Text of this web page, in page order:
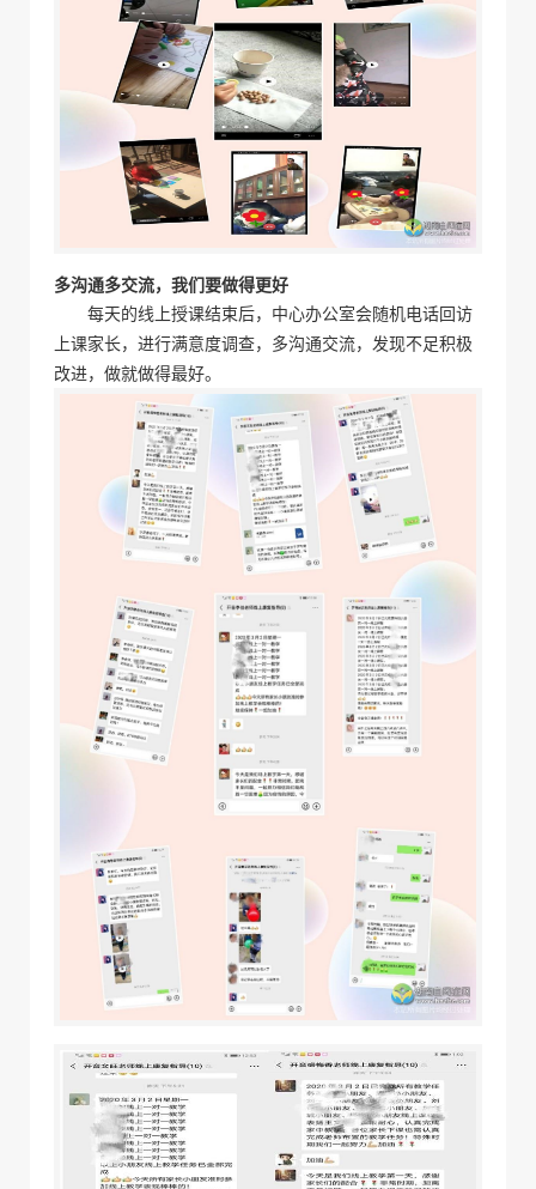
多沟通多交流，我们要做得更好
每天的线上授课结束后，中心办公室会随机电话回访
上课家长，进行满意度调查，多沟通交流，发现不足积极
改进，做就做得最好。